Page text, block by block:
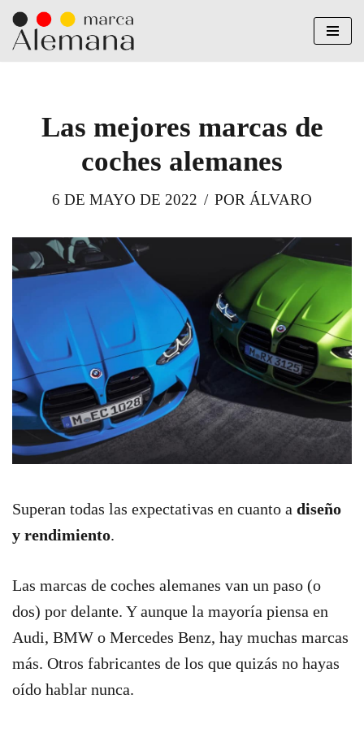
Saltar
Las mejores marcas de
coches alemanes
6 DE MAYO DE 2022 POR ÁLVARO
Superan todas las expectativas en cuanto a diseño
y rendimiento.
Las marcas de coches alemanes van un paso (o
dos) por delante. Y aunque la mayoría piensa en
Audi, BMW o Mercedes Benz, hay muchas marcas
más. Otros fabricantes de los que quizás no hayas
oído hablar nunca.